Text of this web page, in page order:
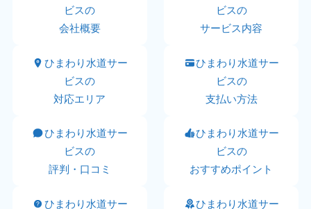
ビスの
会社概要
ビスの
サービス内容
ひまわり水道サー
ビスの
対応エリア
ひまわり水道サー
ビスの
支払い方法
ひまわり水道サー
ビスの
評判・口コミ
ひまわり水道サー
ビスの
おすすめポイント
ひまわり水道サー
ひまわり水道サー